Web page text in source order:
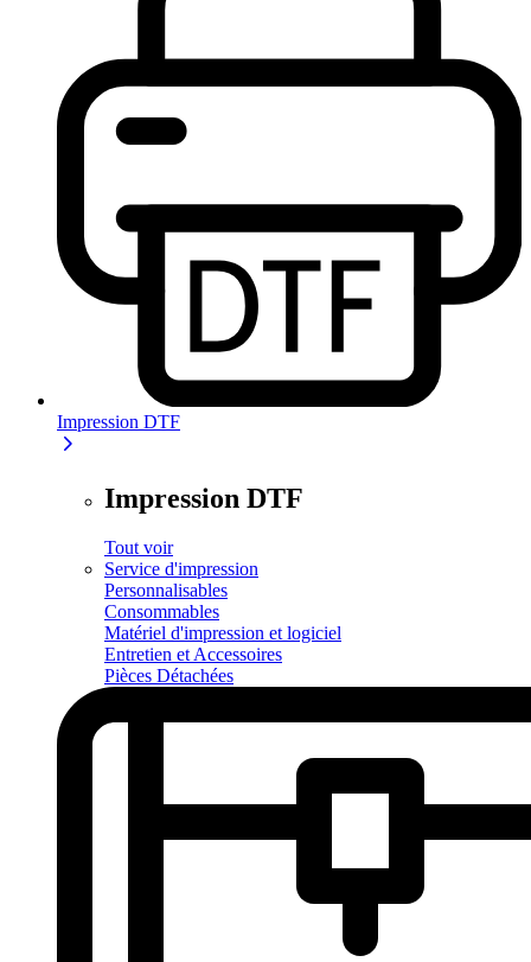
Impression DTF
Impression DTF
Tout voir
Service d'impression
Personnalisables
Consommables
Matériel d'impression et logiciel
Entretien et Accessoires
Pièces Détachées